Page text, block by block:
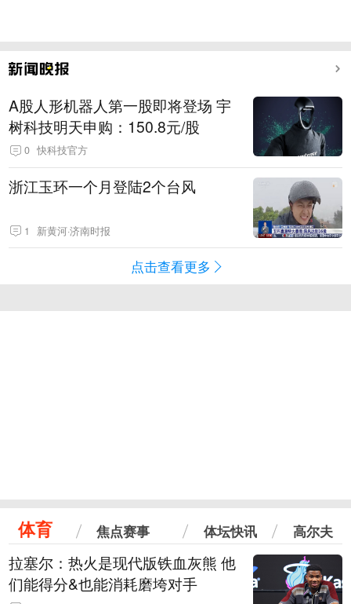
A股人形机器人第一股即将登场 宇
树科技明天申购：150.8元/股
0 快科技官方
浙江玉环一个月登陆2个台风
1 新黄河·济南时报
点击查看更多
体育 焦点赛事 体坛快讯 高尔夫
拉塞尔：热火是现代版铁血灰熊 他
们能得分&也能消耗磨垮对手